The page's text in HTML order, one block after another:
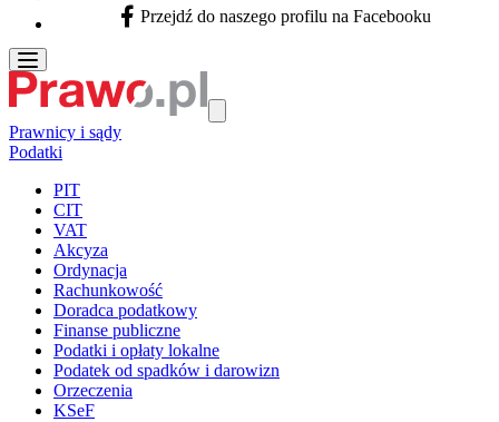
Facebook - otwiera się w nowej karcie
Przejdź do naszego profilu na Facebooku
Prawnicy i sądy
Podatki
PIT
CIT
VAT
Akcyza
Ordynacja
Rachunkowość
Doradca podatkowy
Finanse publiczne
Podatki i opłaty lokalne
Podatek od spadków i darowizn
Orzeczenia
KSeF